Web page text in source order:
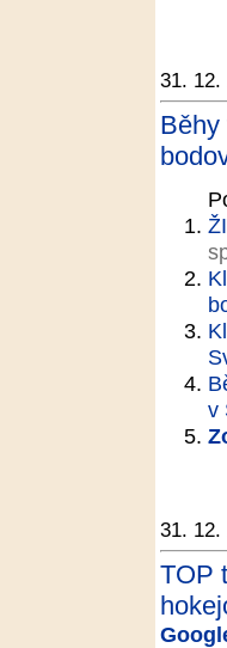
31. 12.
Běhy
v
31. 12.
TOP